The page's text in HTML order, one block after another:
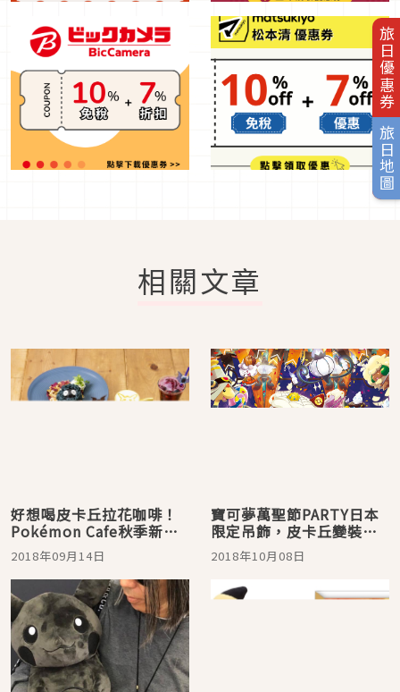
旅日優惠券
旅日地圖
相關文章
好想喝皮卡丘拉花咖啡！
Pokémon Cafe秋季新菜
單來囉
2018年09月14日
寶可夢萬聖節PARTY日本
限定吊飾，皮卡丘變裝超
可愛！
2018年10月08日